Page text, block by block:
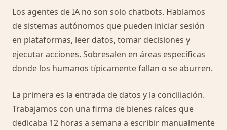
Los agentes de IA no son solo chatbots. Hablamos
de sistemas autónomos que pueden iniciar sesión
en plataformas, leer datos, tomar decisiones y
ejecutar acciones. Sobresalen en áreas específicas
donde los humanos típicamente fallan o se aburren.
La primera es la entrada de datos y la conciliación.
Trabajamos con una firma de bienes raíces que
dedicaba 12 horas a semana a escribir manualmente